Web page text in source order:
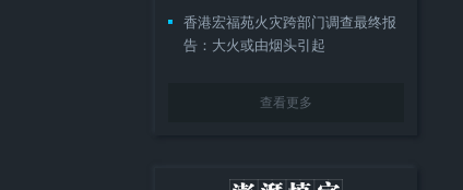
香港宏福苑火灾跨部门调查最终报
告：大火或由烟头引起
查看更多